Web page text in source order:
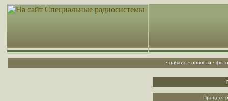
· начало · новости ·
Процесс